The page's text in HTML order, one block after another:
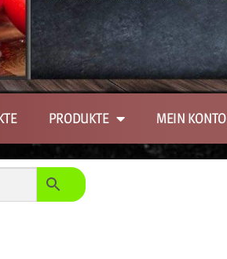
PRODUKTE MEIN KONTO